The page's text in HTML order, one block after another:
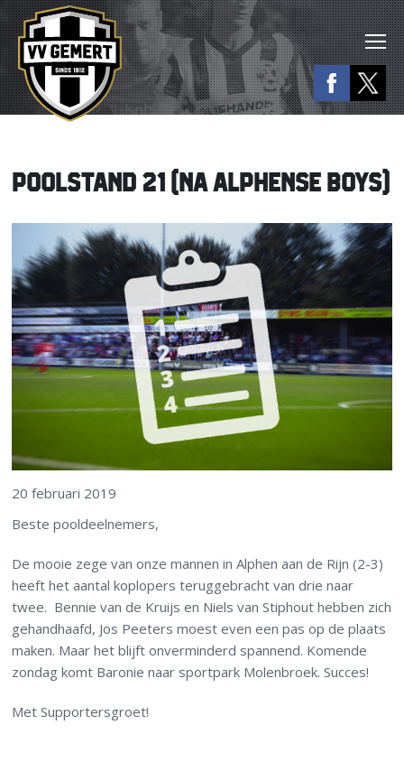
POOLSTAND 21 (NA ALPHENSE BOYS)
20 februari 2019
Beste pooldeelnemers,
De mooie zege van onze mannen in Alphen aan de Rijn (2-3)
heeft het aantal koplopers teruggebracht van drie naar
twee. Bennie van de Kruijs en Niels van Stiphout hebben zich
gehandhaafd, Jos Peeters moest even een pas op de plaats
maken. Maar het blijft onverminderd spannend. Komende
zondag komt Baronie naar sportpark Molenbroek. Succes!
Met Supportersgroet!